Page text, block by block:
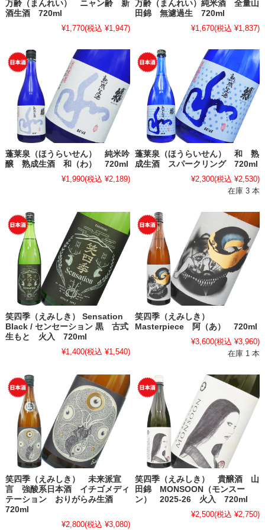
万齢（まんれい） ニャン齢 新
酒生酒 720ml
¥1,770(税込 ¥1,947)
万齢（まんれい）純米酒 全量山
田錦 無濾過生 720ml
¥1,670(税込 ¥1,837)
蓬莱泉（ほうらいせん） 純米吟
醸 熟成生酒 和（わ） 720ml
¥1,990(税込 ¥2,189)
蓬莱泉（ほうらいせん） 和 熟
成生酒 スパークリング 720ml
¥2,300(税込 ¥2,530)
在庫 3 本
笑四季（えみしき） Sensation
Black / センセーション 黒 古式
生もと 火入 720ml
¥1,400(税込 ¥1,540)
笑四季（えみしき）
Masterpiece 阿（あ） 720ml
¥3,600(税込 ¥3,960)
在庫 1 本
笑四季（えみしき） 未来派宣
言 強酸系日本酒 イチゴメディ
テーション おりがらみ生酒
720ml
¥2,800(税込 ¥3,080)
笑四季（えみしき） 貴醸酒 山
田錦 MONSOON（モンスー
ン） 2025-26 火入 720ml
¥2,500(税込 ¥2,750)